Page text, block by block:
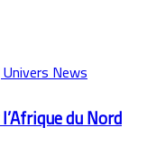
du Nord